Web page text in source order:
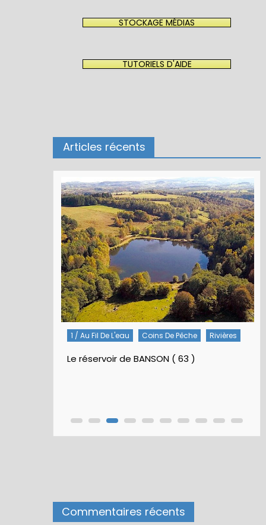
STOCKAGE MÉDIAS
TUTORIELS D'AIDE
Articles récents
Commentaires récents